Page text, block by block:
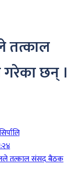
तत्काल
छन् ।